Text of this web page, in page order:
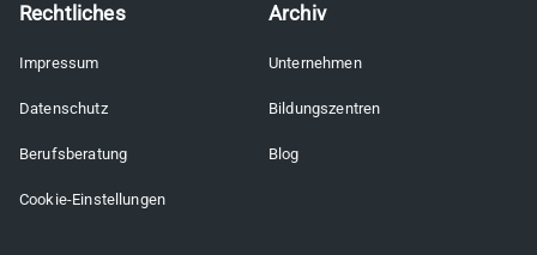
Rechtliches
Impressum
Datenschutz
Berufsberatung
Cookie-Einstellungen
Archiv
Unternehmen
Bildungszentren
Blog